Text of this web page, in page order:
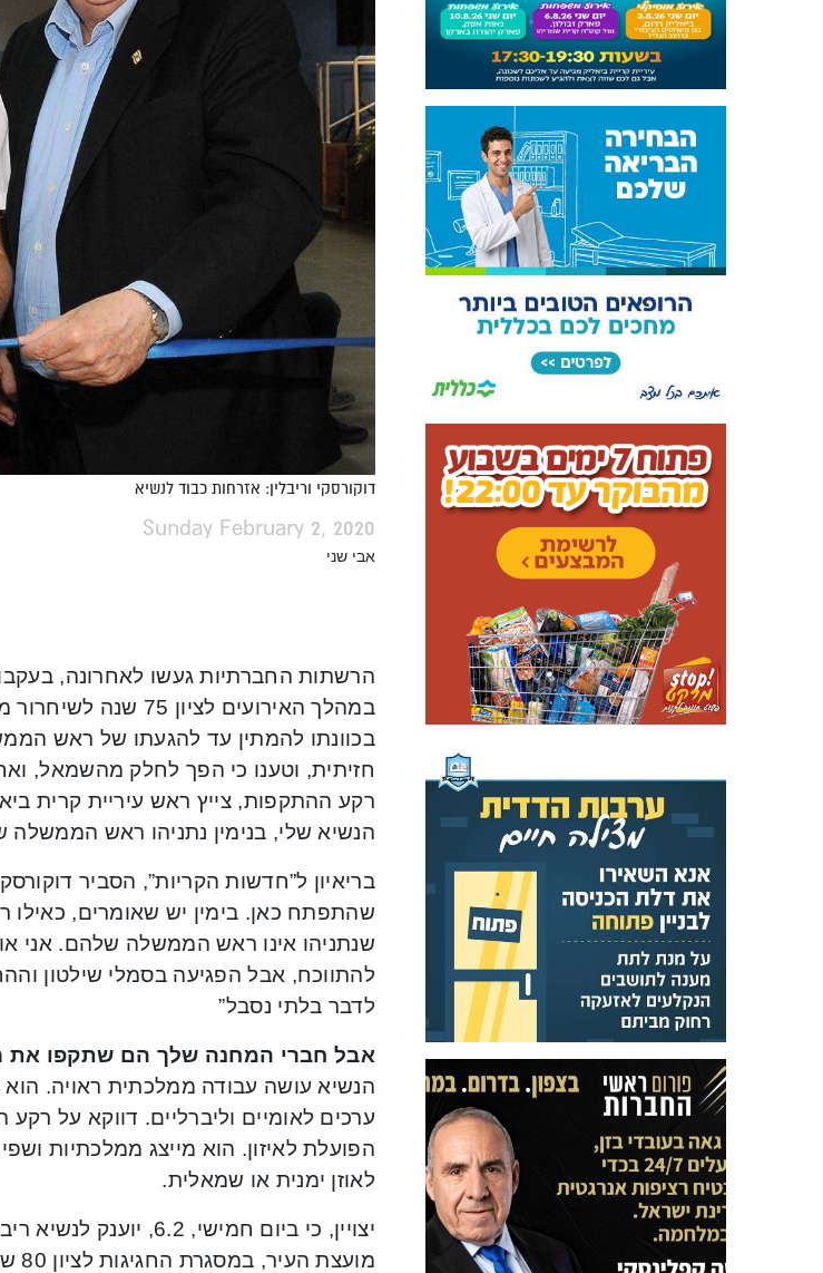
דוקורסקי וריבלין: אזרחות כבוד לנשיא
Sunday February 2, 2020
אבי שני
הרשתות החברתיות געשו לאחרונה,
במהלך האירועים
בכוונתו להמתין עד להגעתו של ראש
חזיתית, וטענו כי הפך לחלק מהשמאל,
רקע ההתקפות, צייץ ראש עיריית קרית
הנשיא שלי, בנימין נתניהו ראש הממשלה
בריאיון ל”חדשות הקריות”, הסביר
שהתפתח כאן. בימין יש שאומרים, כאילו
שנתניהו אינו ראש הממשלה שלהם. אני
להתווכח, אבל הפגיעה בסמלי שילטון
לדבר בלתי נסבל”
אבל חברי המחנה שלך הם שתקפו את
הנשיא עושה עבודה ממלכתית ראויה.
ערכים לאומיים וליברליים. דווקא על רקע
הפועלת לאיזון. הוא מייצג ממלכתיות
לאוזן ימנית או שמאלית.
יצויין, כי ביום